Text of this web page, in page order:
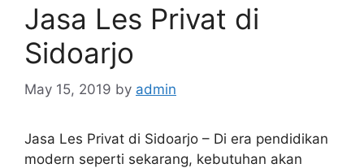
Jasa Les Privat di
Sidoarjo
May 15, 2019 by admin
Jasa Les Privat di Sidoarjo – Di era pendidikan
modern seperti sekarang, kebutuhan akan